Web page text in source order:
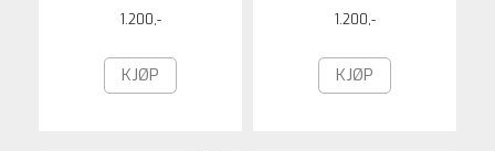
1.200,-
KJØP
1.200,-
KJØP